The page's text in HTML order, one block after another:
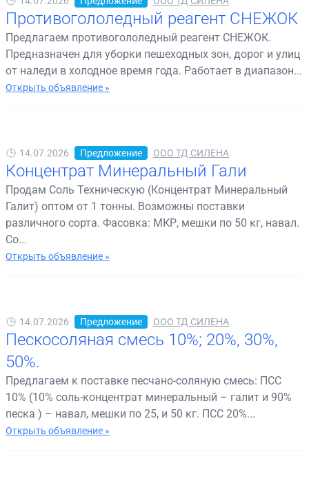
Противогололедный реагент СНЕЖОК
Предлагаем противогололедный реагент СНЕЖОК.
Предназначен для уборки пешеходных зон, дорог и улиц
от наледи в холодное время года. Работает в диапазон...
Открыть объявление »
14.07.2026 Предложение ООО ТД СИЛЕНА
Концентрат Минеральный Гали
Продам Соль Техническую (Концентрат Минеральный
Галит) оптом от 1 тонны. Возможны поставки
различного сорта. Фасовка: МКР, мешки по 50 кг, навал.
Со...
Открыть объявление »
14.07.2026 Предложение ООО ТД СИЛЕНА
Пескосоляная смесь 10%; 20%, 30%,
50%.
Предлагаем к поставке песчано-соляную смесь: ПСС
10% (10% соль-концентрат минеральный – галит и 90%
песка ) – навал, мешки по 25, и 50 кг. ПСС 20%...
Открыть объявление »